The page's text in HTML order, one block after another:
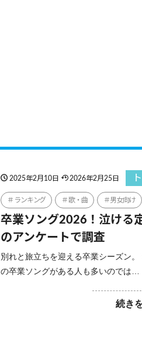
2025年2月10日 2026年2月25日
ランキング 歌・曲 男女向け
卒業ソング2026！泣ける
のアンケートで調査
別れと旅立ちを迎える卒業シーズン
の卒業ソングがある人も多いのでは…
続き